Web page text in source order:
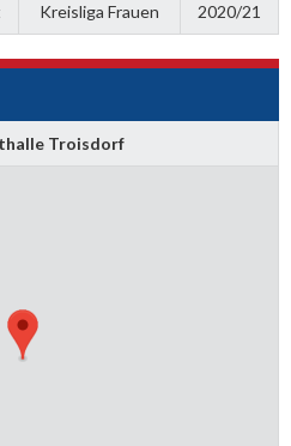
Kreisliga Frauen 2020/21
Troisdorf